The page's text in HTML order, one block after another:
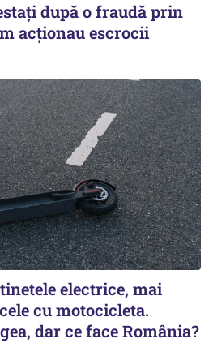
după o fraudă prin
acționau escrocii
electrice, mai
cu motocicleta.
dar ce face România?